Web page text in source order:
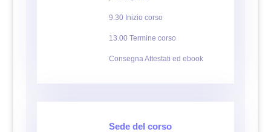
9.30 Inizio corso
13.00 Termine corso
Consegna Attestati ed ebook
Sede del corso